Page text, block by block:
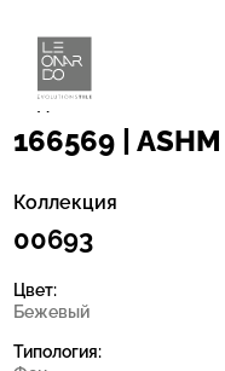
Код
166569 |
Коллекция
00693
Цвет:
Бежевый
Типология: